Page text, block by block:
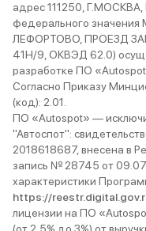
адрес 111250, Г.МОСКВА,
федерального
ЛЕФОРТОВО, ПРОЕЗД
41Н/9, ОКВЭД 62.0)
разработке ПО
Согласно Приказу
(код): 2.01.
ПО «Autospot» —
"Автоспот":
2018618687, внесена в
запись № 28745 от
характеристики
https://
лицензии на ПО